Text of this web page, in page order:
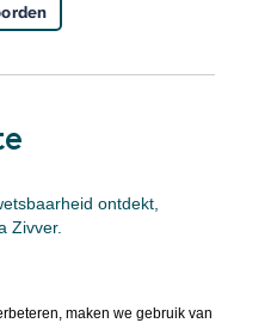
ontdekt,
Zivver.
maken we gebruik van